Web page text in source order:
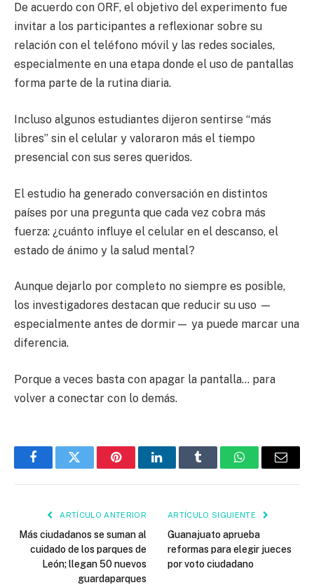
De acuerdo con ORF, el objetivo del experimento fue
invitar a los participantes a reflexionar sobre su
relación con el teléfono móvil y las redes sociales,
especialmente en una etapa donde el uso de pantallas
forma parte de la rutina diaria.
Incluso algunos estudiantes dijeron sentirse “más
libres” sin el celular y valoraron más el tiempo
presencial con sus seres queridos.
El estudio ha generado conversación en distintos
países por una pregunta que cada vez cobra más
fuerza: ¿cuánto influye el celular en el descanso, el
estado de ánimo y la salud mental?
Aunque dejarlo por completo no siempre es posible,
los investigadores destacan que reducir su uso —
especialmente antes de dormir— ya puede marcar una
diferencia.
Porque a veces basta con apagar la pantalla… para
volver a conectar con lo demás.
FacebookTwitter PinterestLinkedInTumblr WhatsAppEmail
ARTÍCULO ANTERIOR
Más ciudadanos se suman al
cuidado de los parques de
León; llegan 50 nuevos
guardaparques
ARTÍCULO SIGUIENTE
Guanajuato aprueba
reformas para elegir jueces
por voto ciudadano